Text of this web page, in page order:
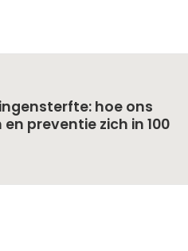
hoe ons
preventie zich in 100